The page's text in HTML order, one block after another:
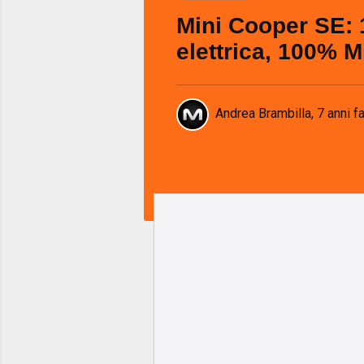
Mini Cooper SE:
elettrica, 100%
Andrea Brambilla, 7 anni fa